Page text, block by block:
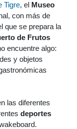
Tigre, el Museo
con más de
que se prepara la
de Frutos
encuentre algo:
y objetos
las diferentes
deportes